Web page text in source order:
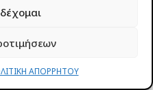
ΑΠΟΡΡΗΤΟΥ
και το ατομικό